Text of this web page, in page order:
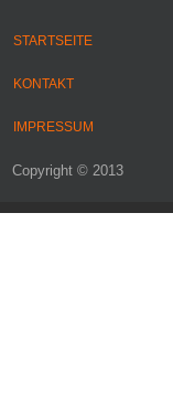
STARTSEITE
KONTAKT
IMPRESSUM
Copyright © 2013